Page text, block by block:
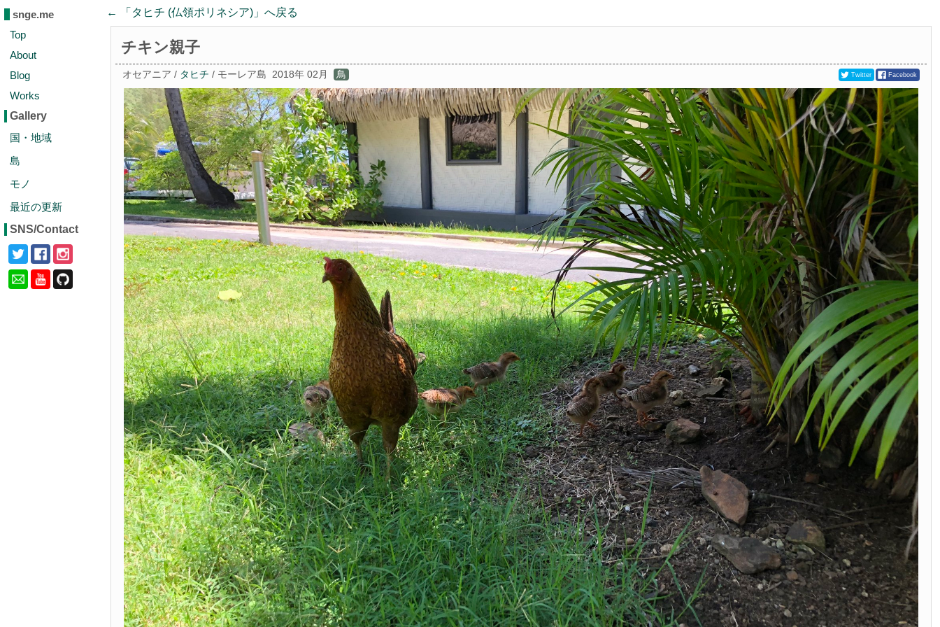
snge.me
Top
About
Blog
Works
Gallery
国・地域
島
モノ
最近の更新
SNS/Contact
← 「 タヒチ (仏領ポリネシア) 」へ戻る
チキン親子
オセアニア / タヒチ / モーレア島 2018年 02月 鳥 Twitter Facebook